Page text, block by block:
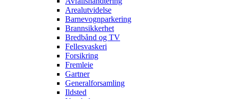
Arealutvidelse
Barnevognparkering
Brannsikkerhet
Bredbånd og TV
Fellesvaskeri
Forsikring
Fremleie
Gartner
Generalforsamling
Ildsted